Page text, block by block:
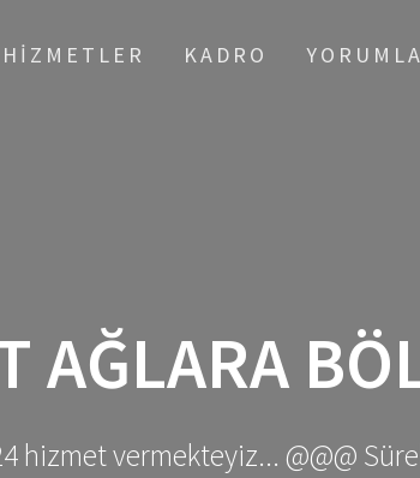
HIZMETLER KADRO
AĞLARA
hizmet vermekteyiz... @@@